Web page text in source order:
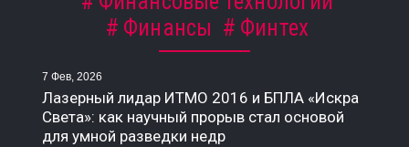
Финансы
Финтех
7 Фев, 2026
Лазерный лидар ИТМО 2016 и БПЛА «Искра
Света»: как научный прорыв стал основой
для умной разведки недр